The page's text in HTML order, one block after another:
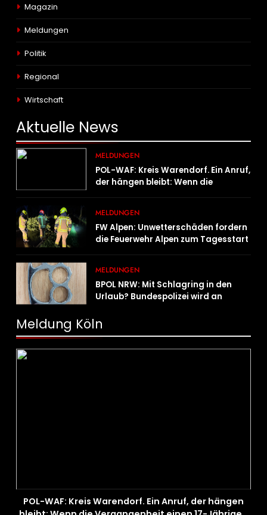
Magazin
Meldungen
Politik
Regional
Wirtschaft
Aktuelle News
MELDUNGEN
POL-WAF: Kreis Warendorf. Ein Anruf,
der hängen bleibt: Wenn die
MELDUNGEN
FW Alpen: Unwetterschäden fordern
die Feuerwehr Alpen zum Tagesstart
MELDUNGEN
BPOL NRW: Mit Schlagring in den
Urlaub? Bundespolizei wird an
Meldung Köln
POL-WAF: Kreis Warendorf. Ein Anruf, der hängen